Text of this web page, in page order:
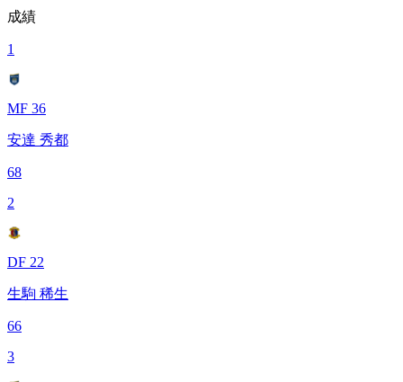
成績
1
MF 36
安達 秀都
68
2
DF 22
生駒 稀生
66
3